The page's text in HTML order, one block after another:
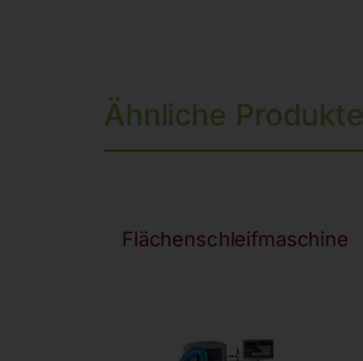
Ähnliche Produkte
Flächenschleifmaschine